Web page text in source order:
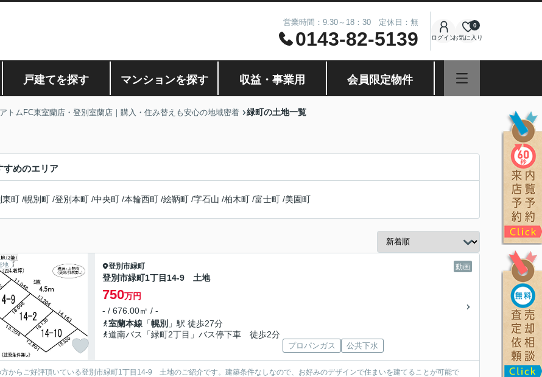
営業時間：9:30～18：30 定休日：無
0143-82-5139 ログインお気に入り
0
戸建てを探す マンションを探す 収益・事業用 会員限定物件
トムFC東室蘭店・登別室蘭店｜購入・住み替えも安心の地域密着 緑町の土地一覧
すめのエリア
東町 /幌別町 /登別本町 /中央町 /本輪西町 /絵鞆町 /字石山 /柏木町 /富士町 /美園町
地 動画
登別市緑町
登別市緑町1丁目14-9 土地
750万円
- / 676.00㎡ / -
室蘭本線 「幌別 」駅 徒歩27分
道南バス「緑町2丁目」バス停下車 徒歩2分
プロパンガス 公共下水
方からご好評頂いている登別市緑町1丁目14-9 土地のご紹介です。建築条件なしなので、お好みのデザインで住まいを建てることが可能で